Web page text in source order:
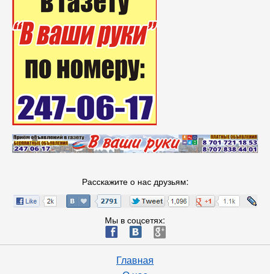
Расскажите о нас друзьям:
Мы в соцсетях:
ä æ è
Главная